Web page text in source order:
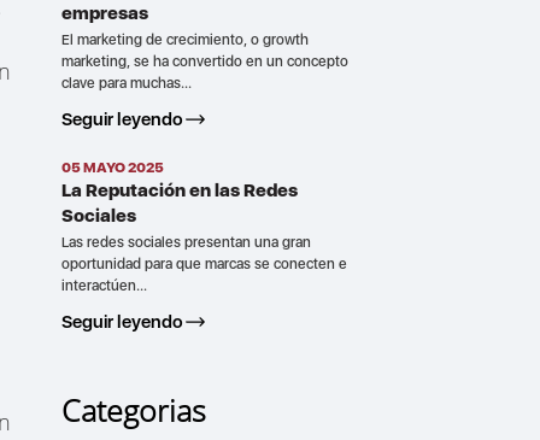
empresas
El marketing de crecimiento, o growth
marketing, se ha convertido en un concepto
clave para muchas...
Seguir leyendo
05 MAYO 2025
La Reputación en las Redes
Sociales
Las redes sociales presentan una gran
oportunidad para que marcas se conecten e
interactúen...
Seguir leyendo
Categorias